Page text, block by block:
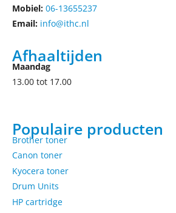
Mobiel: 06-13655237
Email: info@ithc.nl
Afhaaltijden
Maandag
13.00 tot 17.00
Populaire producten
Brother toner
Canon toner
Kyocera toner
Drum Units
HP cartridge